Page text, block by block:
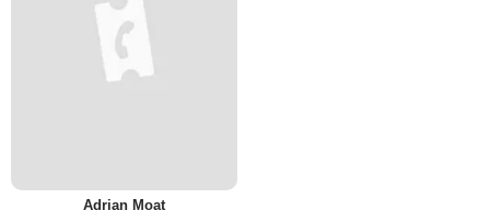
Adrian Moat